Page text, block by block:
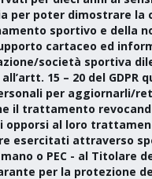
per poter dimostrare
sportivo e della
cartaceo ed
società sportiva
15 – 20 del GDPR
per aggiornarli/
il trattamento
opporsi al loro
esercitati attraverso
o PEC - al Titolare
per la protezione